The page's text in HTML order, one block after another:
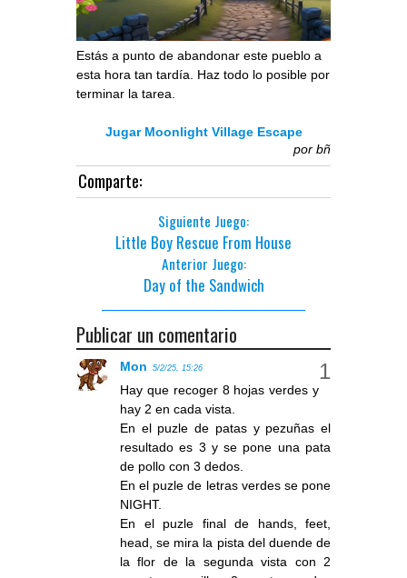
Estás a punto de abandonar este pueblo a
esta hora tan tardía. Haz todo lo posible por
terminar la tarea.
Jugar Moonlight Village Escape
por bñ
Comparte:
Siguiente Juego:
Little Boy Rescue From House
Anterior Juego:
Day of the Sandwich
Publicar un comentario
Mon 5/2/25, 15:26
Hay que recoger 8 hojas verdes y
hay 2 en cada vista.
En el puzle de patas y pezuñas el
resultado es 3 y se pone una pata
de pollo con 3 dedos.
En el puzle de letras verdes se pone
NIGHT.
En el puzle final de hands, feet,
head, se mira la pista del duende de
la flor de la segunda vista con 2